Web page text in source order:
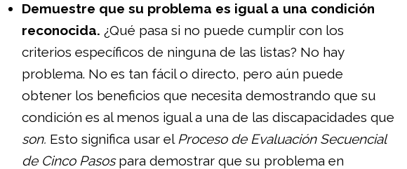
Demuestre que su problema es igual a una condición
reconocida. ¿Qué pasa si no puede cumplir con los
criterios específicos de ninguna de las listas? No hay
problema. No es tan fácil o directo, pero aún puede
obtener los beneficios que necesita demostrando que su
condición es al menos igual a una de las discapacidades que
son. Esto significa usar el Proceso de Evaluación Secuencial
de Cinco Pasospara demostrar que su problema en